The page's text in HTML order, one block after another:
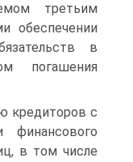
третьим
обеспечении
в
погашения
кредиторов с
финансового
в том числе